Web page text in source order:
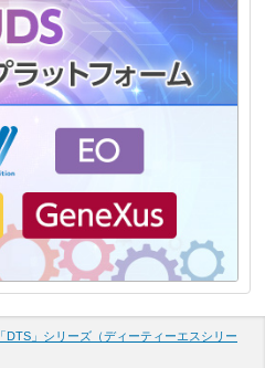
「DTS」シリーズ（ディーティーエスシリー